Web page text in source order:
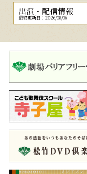
出演・配信情報
最終更新日：2026/08/06